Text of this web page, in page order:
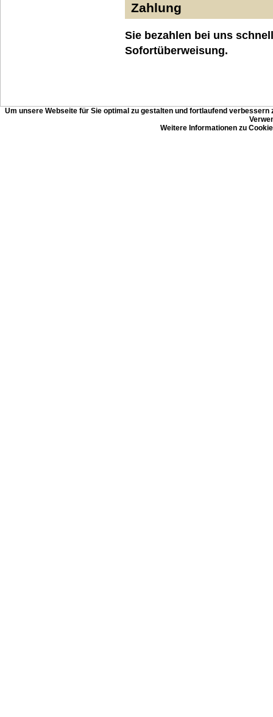
Zahlung
Sie bezahlen bei uns
Sofortüberweisung.
Um unsere Webseite für Sie optimal zu gestalten und fortlaufend
Weitere Informationen zu